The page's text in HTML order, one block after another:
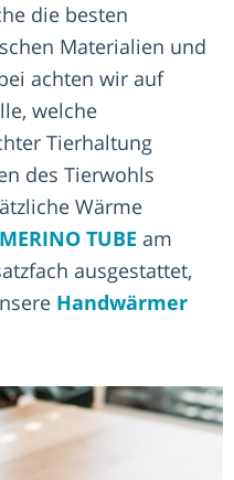
die besten
Materialien und
achten wir auf
welche
Tierhaltung
des Tierwohls
Wärme
MERINO TUBE am
ausgestattet,
Handwärmer